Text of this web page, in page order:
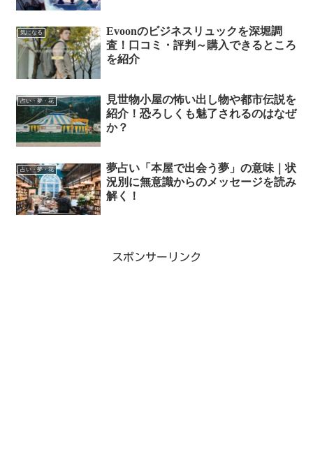
気になる
Evoonのビジネスリュックを深堀調
査！口コミ・評判～購入できるところ
を紹介
占い・夢・花
見世物小屋の怖い出し物や都市伝説を
紹介！恐ろしくも魅了されるのはなぜ
か？
占い・夢・花
夢占い「本屋で出会う夢」の意味｜状
況別に無意識からのメッセージを読み
解く！
スポンサーリンク